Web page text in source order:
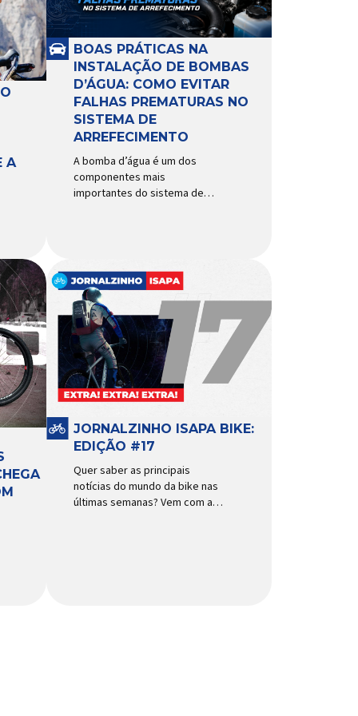
A
BOAS PRÁTICAS NA
INSTALAÇÃO DE BOMBAS
D’ÁGUA: COMO EVITAR
FALHAS PREMATURAS NO
SISTEMA DE
ARREFECIMENTO
A bomba d’água é um dos
componentes mais
importantes do sistema de
componentes do sistema,
controlando a temperatura de
operação e evitando
superaquecimentos. Por
trabalhar constantemente
enquanto o motor está em
funcionamento, a bomba
d’água exige não apenas […]
JORNALZINHO ISAPA BIKE:
EDIÇÃO #17
Quer saber as principais
notícias do mundo da bike nas
últimas semanas? Vem com a